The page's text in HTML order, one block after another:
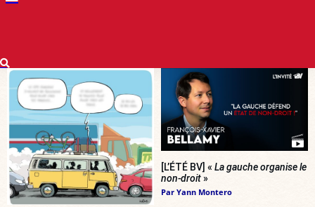
[L’ÉTÉ BV] « La gauche organise le
non-droit»
Par Yann Montero